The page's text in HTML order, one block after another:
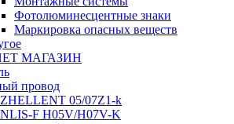
Фотолюминесцентные знаки
Маркировка опасных веществ
МАГАЗИН
провод
05/07Z1-k
F Н05V/H07V-K